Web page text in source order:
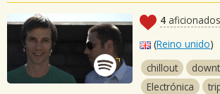
4 aficionados
(Reino unido)
chillout
Electrónica